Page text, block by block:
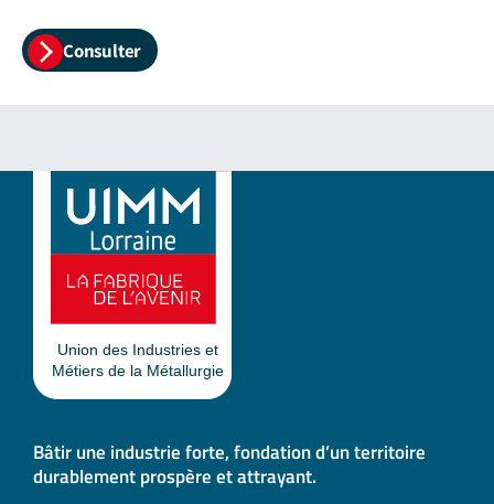
Consulter
Bâtir une industrie forte, fondation d’un territoire
durablement prospère et attrayant.